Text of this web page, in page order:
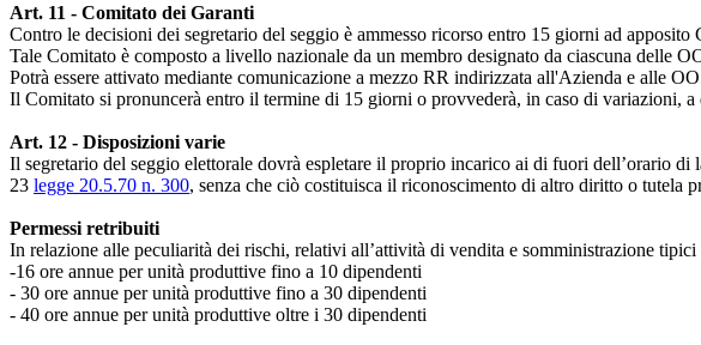
Art. 11 - Comitato dei Garanti
Contro le decisioni dei segretario del seggio è ammesso ricorso entro 15 giorni ad apposito
Tale Comitato è composto a livello nazionale da un membro designato da ciascuna delle
Potrà essere attivato mediante comunicazione a mezzo RR indirizzata all'Azienda e alle
Il Comitato si pronuncerà entro il termine di 15 giorni o provvederà, in caso di variazioni, a
Art. 12 - Disposizioni varie
Il segretario del seggio elettorale dovrà espletare il proprio incarico ai di fuori dell’orario
23 legge 20.5.70 n. 300, senza che ciò costituisca il riconoscimento di altro diritto o tutela
Permessi retribuiti
In relazione alle peculiarità dei rischi, relativi all’attività di vendita e somministrazione
-16 ore annue per unità produttive fino a 10 dipendenti
- 30 ore annue per unità produttive fino a 30 dipendenti
- 40 ore annue per unità produttive oltre i 30 dipendenti